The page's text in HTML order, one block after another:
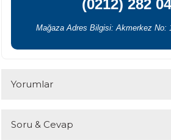
(0212) 282
Mağaza Adres Bilgisi: Akmerkez No:
Yorumlar
Soru & Cevap